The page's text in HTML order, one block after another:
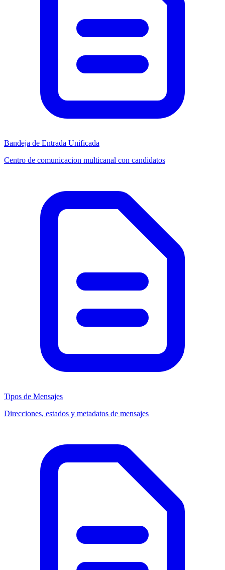
Bandeja de Entrada Unificada
Centro de comunicacion multicanal con candidatos
Tipos de Mensajes
Direcciones, estados y metadatos de mensajes